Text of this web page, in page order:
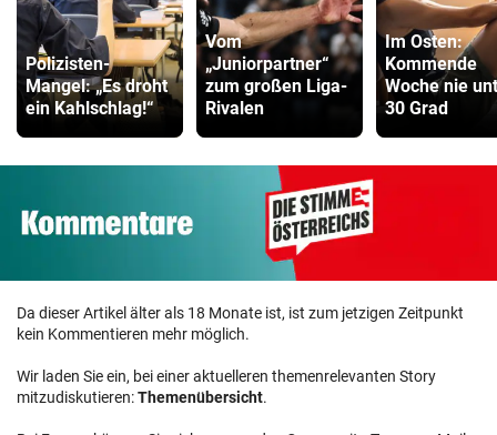
Polizisten-
Mangel: „Es droht
ein Kahlschlag!“
Vom
„Juniorpartner“
zum großen Liga-
Rivalen
Im Osten:
Kommende
Woche nie
30 Grad
Da dieser Artikel älter als 18 Monate ist, ist zum jetzigen Zeitpunkt
kein Kommentieren mehr möglich.
Wir laden Sie ein, bei einer aktuelleren themenrelevanten Story
mitzudiskutieren:Themenübersicht.